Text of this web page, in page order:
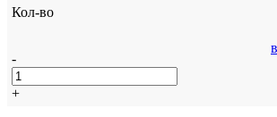
Кол-во
-
+